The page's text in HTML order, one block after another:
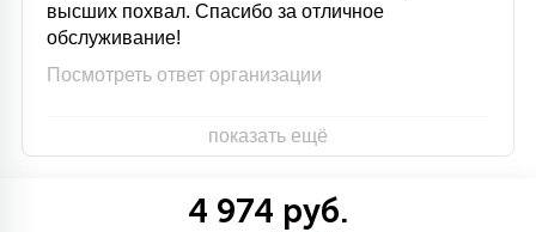
высших похвал. Спасибо за отличное
обслуживание!
Посмотреть ответ организации
показать ещё
4 974 руб.